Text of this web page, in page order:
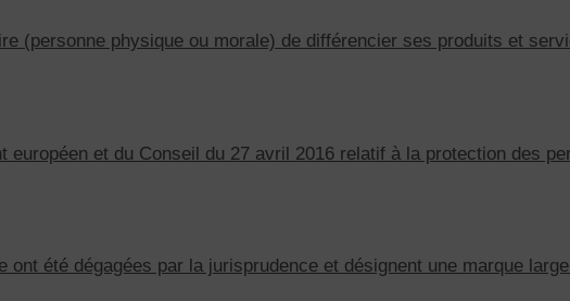
(personne physique ou morale) de différencier ses produits et
européen et du Conseil du 27 avril 2016 relatif à la protection des
été dégagées par la jurisprudence et désignent une marque